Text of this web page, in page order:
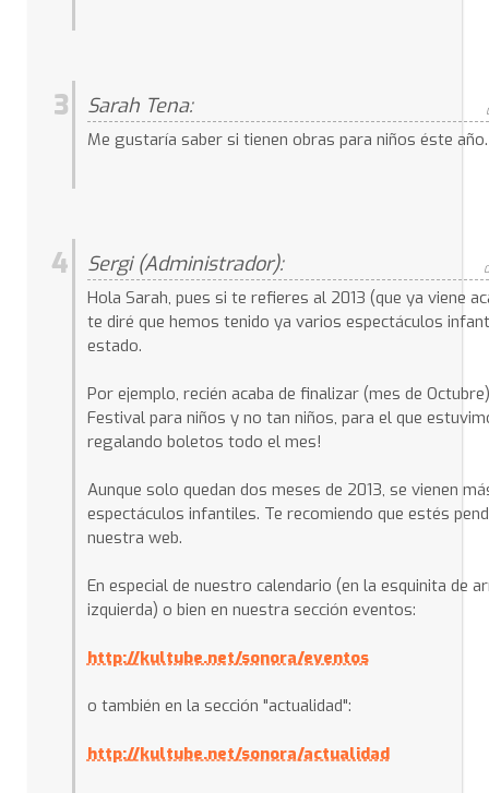
3 Sarah Tena:
Me gustaría saber si tienen obras para niños éste
4 Sergi (Administrador):
Hola Sarah, pues si te refieres al 2013 (que ya viene
te diré que hemos tenido ya varios espectáculos
estado.
Por ejemplo, recién acaba de finalizar (mes de
Festival para niños y no tan niños, para el que
regalando boletos todo el mes!
Aunque solo quedan dos meses de 2013, se vienen
espectáculos infantiles. Te recomiendo que estés
nuestra web.
En especial de nuestro calendario (en la esquinita de
izquierda) o bien en nuestra sección eventos:
http://kultube.net/sonora/eventos
o también en la sección "actualidad":
http://kultube.net/sonora/actualidad